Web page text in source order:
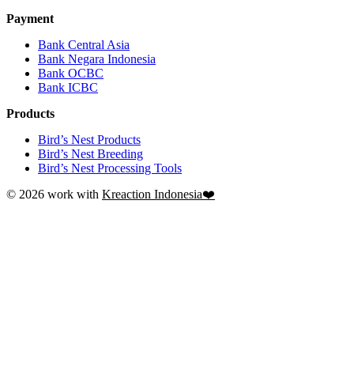
Payment
Bank Central Asia
Bank Negara Indonesia
Bank OCBC
Bank ICBC
Products
Bird’s Nest Products
Bird’s Nest Breeding
Bird’s Nest Processing Tools
© 2026 work with Kreaction Indonesia❤️